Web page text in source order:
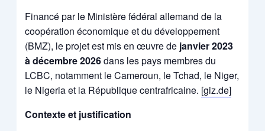
Financé par le Ministère fédéral allemand de la
coopération économique et du développement
(BMZ), le projet est mis en œuvre de janvier 2023
à décembre 2026dans les pays membres du
LCBC, notamment le Cameroun, le Tchad, le Niger,
le Nigeria et la République centrafricaine. [giz.de]
Contexte et justification